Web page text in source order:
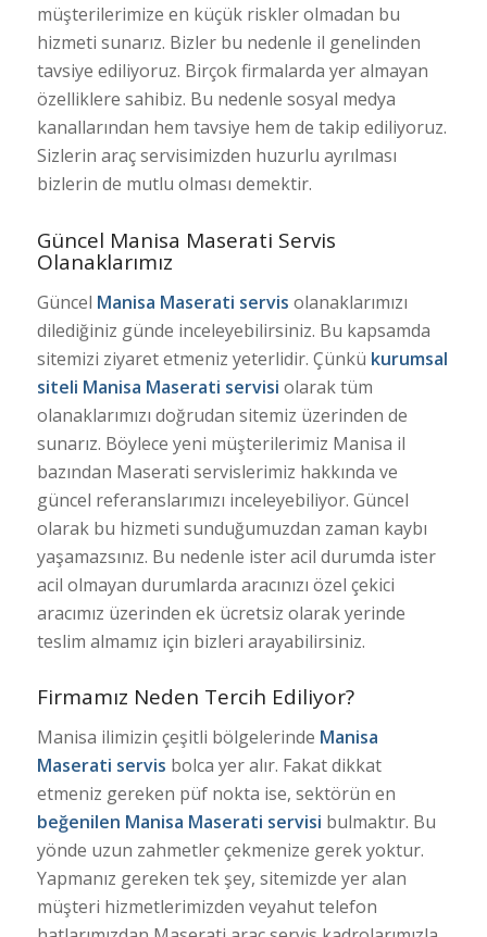
müşterilerimize en küçük riskler olmadan bu
hizmeti sunarız. Bizler bu nedenle il genelinden
tavsiye ediliyoruz. Birçok firmalarda yer almayan
özelliklere sahibiz. Bu nedenle sosyal medya
kanallarından hem tavsiye hem de takip ediliyoruz.
Sizlerin araç servisimizden huzurlu ayrılması
bizlerin de mutlu olması demektir.
Güncel Manisa Maserati Servis
Olanaklarımız
Güncel Manisa Maserati servis olanaklarımızı
dilediğiniz günde inceleyebilirsiniz. Bu kapsamda
sitemizi ziyaret etmeniz yeterlidir. Çünkü kurumsal
siteli Manisa Maserati servisi olarak tüm
olanaklarımızı doğrudan sitemiz üzerinden de
sunarız. Böylece yeni müşterilerimiz Manisa il
bazından Maserati servislerimiz hakkında ve
güncel referanslarımızı inceleyebiliyor. Güncel
olarak bu hizmeti sunduğumuzdan zaman kaybı
yaşamazsınız. Bu nedenle ister acil durumda ister
acil olmayan durumlarda aracınızı özel çekici
aracımız üzerinden ek ücretsiz olarak yerinde
teslim almamız için bizleri arayabilirsiniz.
Firmamız Neden Tercih Ediliyor?
Manisa ilimizin çeşitli bölgelerinde Manisa
Maserati servis bolca yer alır. Fakat dikkat
etmeniz gereken püf nokta ise, sektörün en
beğenilen Manisa Maserati servisi bulmaktır. Bu
yönde uzun zahmetler çekmenize gerek yoktur.
Yapmanız gereken tek şey, sitemizde yer alan
müşteri hizmetlerimizden veyahut telefon